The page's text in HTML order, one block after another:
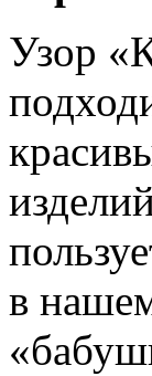
Узор
в